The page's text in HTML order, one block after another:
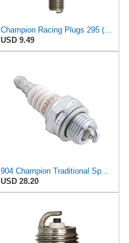
Champion Racing Plugs 295 (C57CX) Pack of 1 (UPC 037551007080)
USD 9.49
904 Champion Traditional Spark Plug. Part# RN4YC
USD 28.20